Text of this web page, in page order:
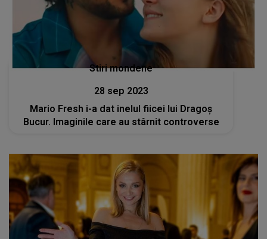
Stiri mondene
28 sep 2023
Mario Fresh i-a dat inelul fiicei lui Dragoș
Bucur. Imaginile care au stârnit controverse